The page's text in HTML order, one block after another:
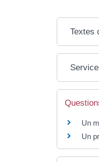
Textes
Un
Un